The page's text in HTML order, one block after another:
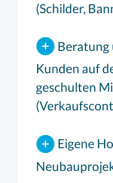
(Schilder,
Beratung
Kunden auf
geschulten
Eigene